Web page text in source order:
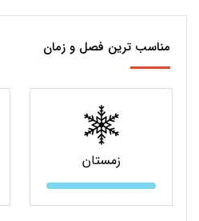
مناسب ترین فصل و زمان
زمستان